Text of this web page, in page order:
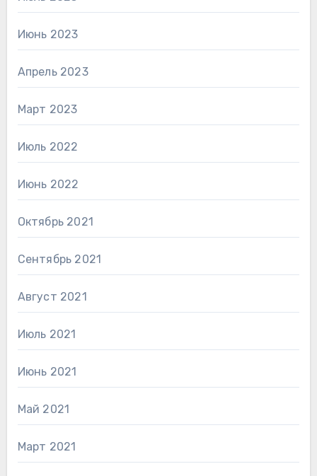
Июнь 2023
Апрель 2023
Март 2023
Июль 2022
Июнь 2022
Октябрь 2021
Сентябрь 2021
Август 2021
Июль 2021
Июнь 2021
Май 2021
Март 2021